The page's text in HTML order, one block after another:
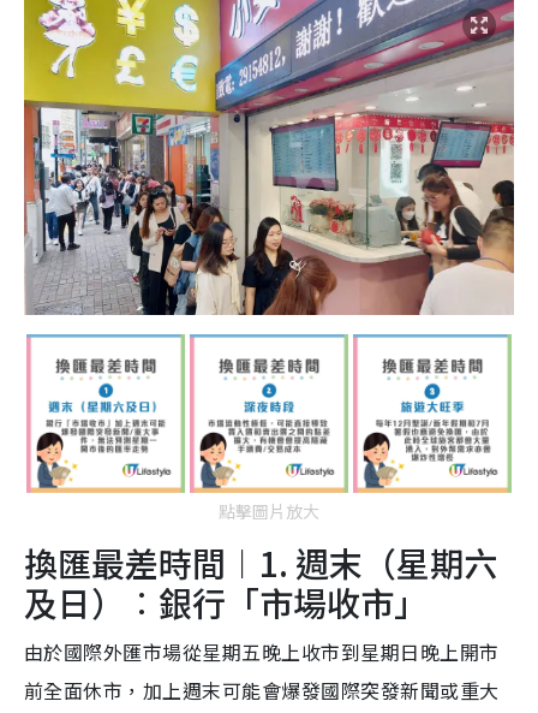
點擊圖片放大
換匯最差時間︱1. 週末（星期六
及日）︰銀行「市場收市」
由於國際外匯市場從星期五晚上收市到星期日晚上開市
前全面休市，加上週末可能會爆發國際突發新聞或重大